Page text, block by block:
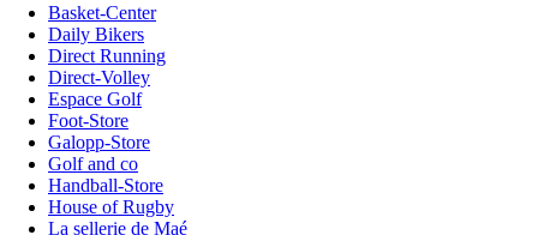
Basket-Center
Daily Bikers
Direct Running
Direct-Volley
Espace Golf
Foot-Store
Galopp-Store
Golf and co
Handball-Store
House of Rugby
La sellerie de Maé